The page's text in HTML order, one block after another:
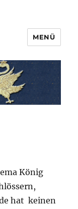
MENÜ
König
hat keinen